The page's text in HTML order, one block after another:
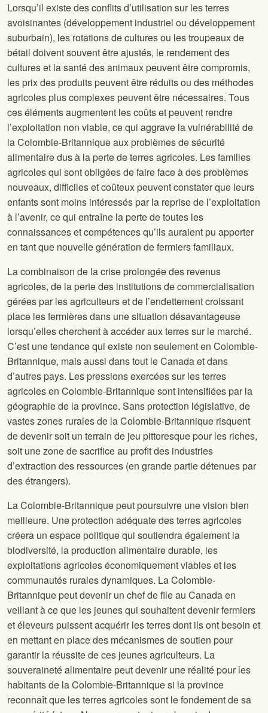
Lorsqu’il existe des conflits d’utilisation sur les terres
avoisinantes (développement industriel ou développement
suburbain), les rotations de cultures ou les troupeaux de
bétail doivent souvent être ajustés, le rendement des
cultures et la santé des animaux peuvent être compromis,
les prix des produits peuvent être réduits ou des méthodes
agricoles plus complexes peuvent être nécessaires. Tous
ces éléments augmentent les coûts et peuvent rendre
l’exploitation non viable, ce qui aggrave la vulnérabilité de
la Colombie-Britannique aux problèmes de sécurité
alimentaire dus à la perte de terres agricoles. Les familles
agricoles qui sont obligées de faire face à des problèmes
nouveaux, difficiles et coûteux peuvent constater que leurs
enfants sont moins intéressés par la reprise de l’exploitation
à l’avenir, ce qui entraîne la perte de toutes les
connaissances et compétences qu’ils auraient pu apporter
en tant que nouvelle génération de fermiers familiaux.
La combinaison de la crise prolongée des revenus
agricoles, de la perte des institutions de commercialisation
gérées par les agriculteurs et de l’endettement croissant
place les fermières dans une situation désavantageuse
lorsqu’elles cherchent à accéder aux terres sur le marché.
C’est une tendance qui existe non seulement en Colombie-
Britannique, mais aussi dans tout le Canada et dans
d’autres pays. Les pressions exercées sur les terres
agricoles en Colombie-Britannique sont intensifiées par la
géographie de la province. Sans protection législative, de
vastes zones rurales de la Colombie-Britannique risquent
de devenir soit un terrain de jeu pittoresque pour les riches,
soit une zone de sacrifice au profit des industries
d’extraction des ressources (en grande partie détenues par
des étrangers).
La Colombie-Britannique peut poursuivre une vision bien
meilleure. Une protection adéquate des terres agricoles
créera un espace politique qui soutiendra également la
biodiversité, la production alimentaire durable, les
exploitations agricoles économiquement viables et les
communautés rurales dynamiques. La Colombie-
Britannique peut devenir un chef de file au Canada en
veillant à ce que les jeunes qui souhaitent devenir fermiers
et éleveurs puissent acquérir les terres dont ils ont besoin et
en mettant en place des mécanismes de soutien pour
garantir la réussite de ces jeunes agriculteurs. La
souveraineté alimentaire peut devenir une réalité pour les
habitants de la Colombie-Britannique si la province
reconnaît que les terres agricoles sont le fondement de sa